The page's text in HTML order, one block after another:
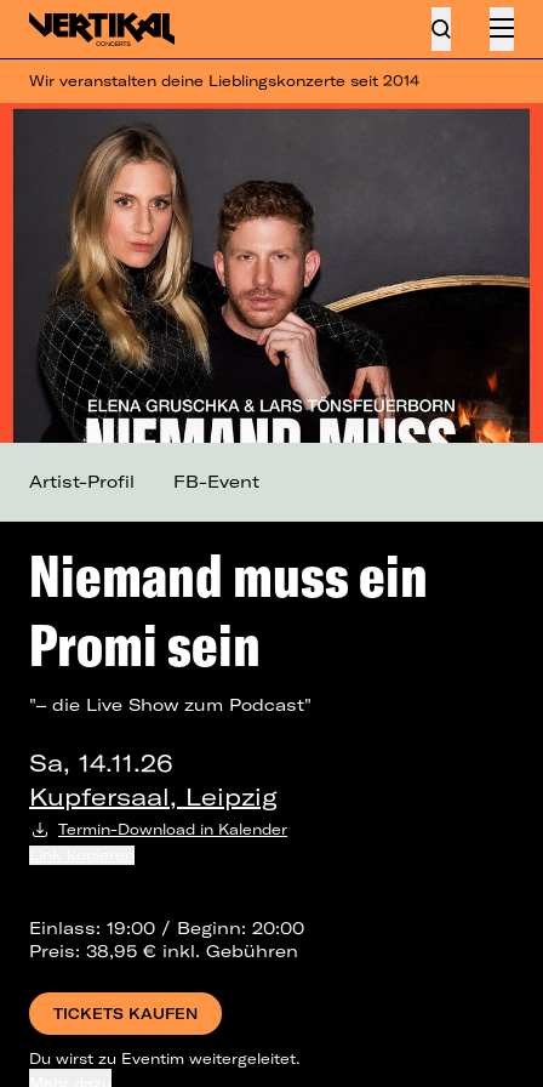
Wir veranstalten deine Lieblingskonzerte seit 2014
Niemand muss ein
Promi sein
"– die Live Show zum Podcast"
Sa, 14.11.26
Kupfersaal, Leipzig
Termin-Download in Kalender
Einlass: 19:00 / Beginn: 20:00
Preis: 38,95 € inkl. Gebühren
TICKETS KAUFEN
Du wirst zu Eventim weitergeleitet.
Artist-Profil FB-Event